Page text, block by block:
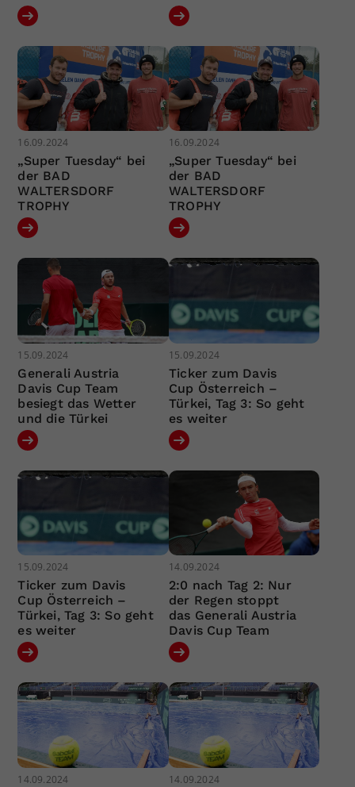
16.09.2024
„Super Tuesday“ bei
der BAD
WALTERSDORF
TROPHY
16.09.2024
„Super Tuesday“ bei
der BAD
WALTERSDORF
TROPHY
15.09.2024
Generali Austria
Davis Cup Team
besiegt das Wetter
und die Türkei
15.09.2024
Ticker zum Davis
Cup Österreich –
Türkei, Tag 3: So geht
es weiter
15.09.2024
Ticker zum Davis
Cup Österreich –
Türkei, Tag 3: So geht
es weiter
14.09.2024
2:0 nach Tag 2: Nur
der Regen stoppt
das Generali Austria
Davis Cup Team
14.09.2024 14.09.2024